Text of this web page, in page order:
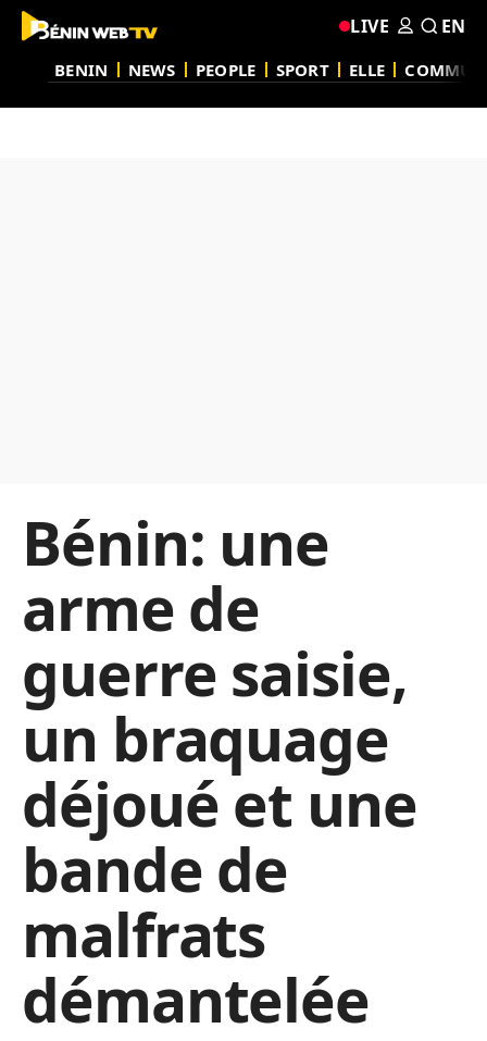
BENIN NEWS PEOPLE SPORT ELLE
LIVE EN
Bénin: une
arme de
guerre saisie,
un braquage
déjoué et une
bande de
malfrats
démantelée